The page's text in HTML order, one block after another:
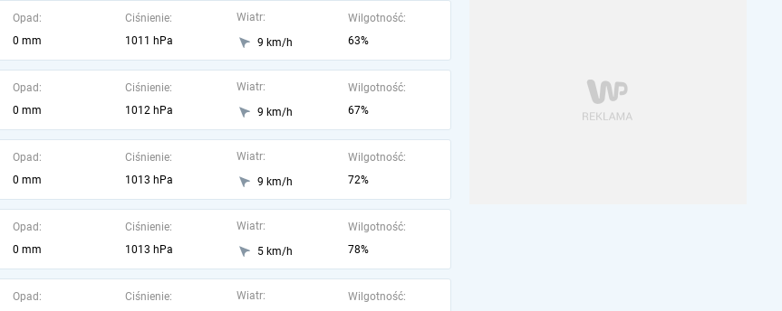
Opad:
0 mm
Ciśnienie:
1011 hPa
Wiatr:
9 km/h
Wilgotność:
63%
Opad:
0 mm
Ciśnienie:
1012 hPa
Wiatr:
9 km/h
Wilgotność:
67%
Opad:
0 mm
Ciśnienie:
1013 hPa
Wiatr:
9 km/h
Wilgotność:
72%
Opad:
0 mm
Ciśnienie:
1013 hPa
Wiatr:
5 km/h
Wilgotność:
78%
Opad:
Ciśnienie:
Wiatr:
Wilgotność: